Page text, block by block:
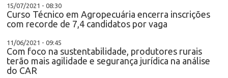
15/07/2021 - 08:30
Curso Técnico em Agropecuária encerra inscrições
com recorde de 7,4 candidatos por vaga
11/06/2021 - 09:45
Com foco na sustentabilidade, produtores rurais
terão mais agilidade e segurança jurídica na análise
do CAR